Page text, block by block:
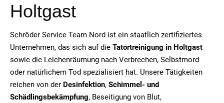
Holtgast
Schröder Service Team Nord ist ein staatlich zertifiziertes
Unternehmen, das sich auf die Tatortreinigung in Holtgast
sowie die Leichenräumung nach Verbrechen, Selbstmord
oder natürlichem Tod spezialisiert hat. Unsere Tätigkeiten
reichen von der Desinfektion, Schimmel- und
Schädlingsbekämpfung, Beseitigung von Blut,